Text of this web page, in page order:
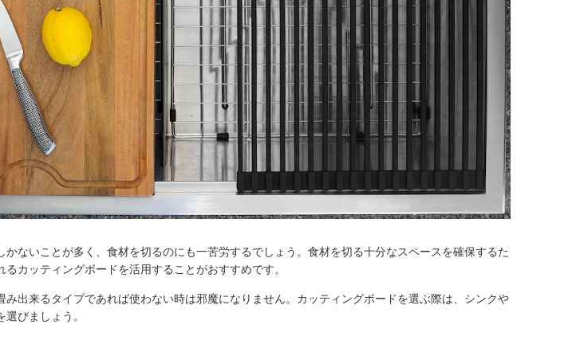
ないことが多く、食材を切るのにも一苦労するでしょう。食材を切る十分なスペースを確保するた
カッティングボードを活用することがおすすめです。
出来るタイプであれば使わない時は邪魔になりません。カッティングボードを選ぶ際は、シンクや
びましょう。